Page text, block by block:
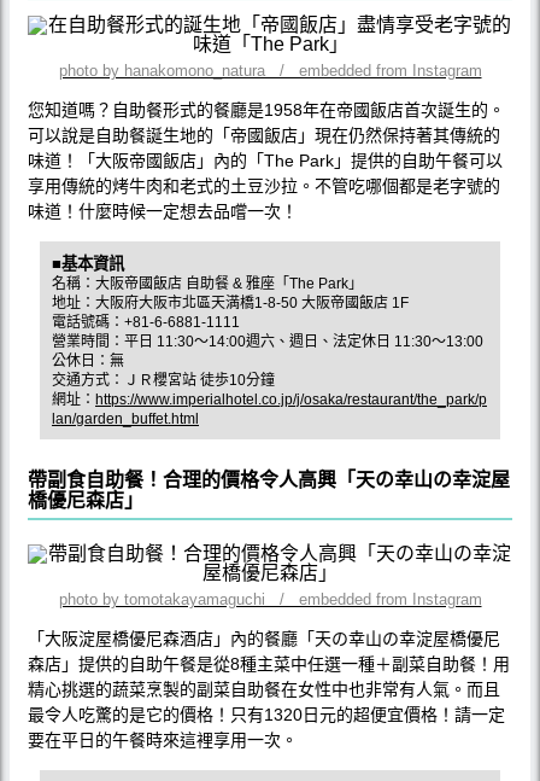
photo by hanakomono_natura / embedded from Instagram
您知道嗎？自助餐形式的餐廳是1958年在帝國飯店首次誕生的。
可以說是自助餐誕生地的「帝國飯店」現在仍然保持著其傳統的
味道！「大阪帝國飯店」內的「The Park」提供的自助午餐可以
享用傳統的烤牛肉和老式的土豆沙拉。不管吃哪個都是老字號的
味道！什麼時候一定想去品嚐一次！
■基本資訊
名稱：大阪帝國飯店 自助餐 & 雅座「The Park」
地址：大阪府大阪市北區天満橋1-8-50 大阪帝國飯店 1F
電話號碼：+81-6-6881-1111
營業時間：平日 11:30～14:00週六、週日、法定休日 11:30～13:00
公休日：無
交通方式：ＪＲ櫻宮站 徒歩10分鐘
網址： https://www.imperialhotel.co.jp/j/osaka/restaurant/the_park/p
lan/garden_buffet.html
帶副食自助餐！合理的價格令人高興「天の幸山の幸淀屋
橋優尼森店」
photo by tomotakayamaguchi / embedded from Instagram
「大阪淀屋橋優尼森酒店」內的餐廳「天の幸山の幸淀屋橋優尼
森店」提供的自助午餐是從8種主菜中任選一種＋副菜自助餐！用
精心挑選的蔬菜烹製的副菜自助餐在女性中也非常有人氣。而且
最令人吃驚的是它的價格！只有1320日元的超便宜價格！請一定
要在平日的午餐時來這裡享用一次。